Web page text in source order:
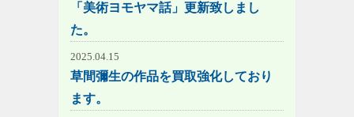
「美術ヨモヤマ話」更新致しまし
た。
2025.04.15
草間彌生の作品を買取強化しており
ます。